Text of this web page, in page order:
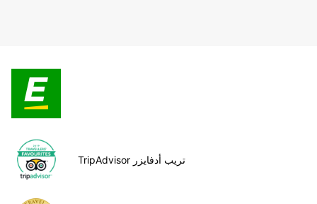
TripAdvisor تريب أدفايزر